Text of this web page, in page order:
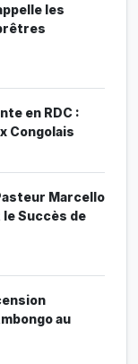
les
en RDC :
Congolais
Marcello
Succès de
au